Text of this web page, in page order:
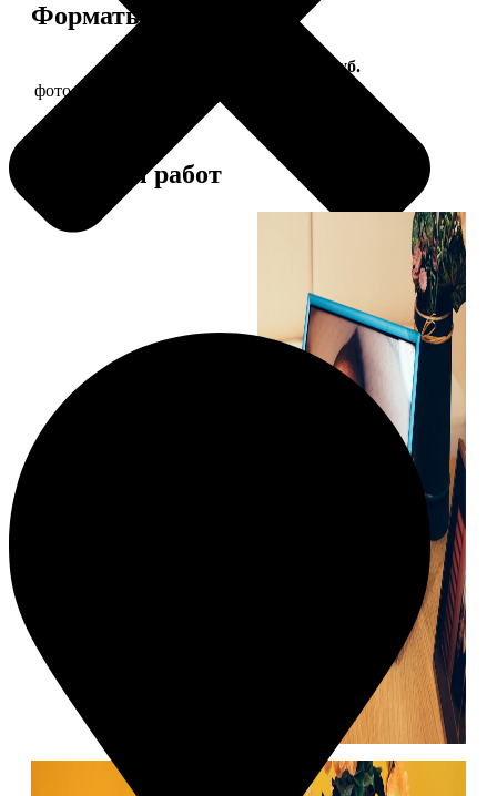
Форматы и цены
Цена, руб.
фото 10х10 в деревянной рамке
Примеры работ